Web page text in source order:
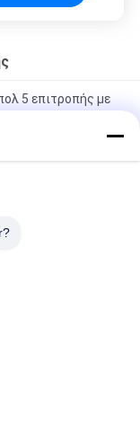
5 επιτροπής με
μπαμπάδων
υλικά για το